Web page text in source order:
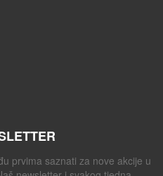
prvima saznati za nove akcije u